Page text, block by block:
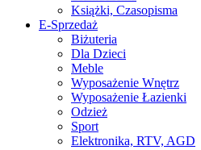
Książki, Czasopisma
E-Sprzedaż
Biżuteria
Dla Dzieci
Meble
Wyposażenie Wnętrz
Wyposażenie Łazienki
Odzież
Sport
Elektronika, RTV, AGD